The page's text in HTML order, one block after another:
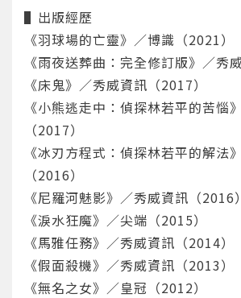
您將收到一封Email，請依照信件中的
入。
重設密碼
點擊下方「確定」將前一位使用者強
確定
取消
▌出版經歷
《羽球場的亡靈》／博識（2021）
《雨夜送葬曲：完全修訂版》／秀
《床鬼》／秀威資訊（2017）
《小熊逃走中：偵探林若平的苦惱
（2017）
《冰刃方程式：偵探林若平的解法
（2016）
《尼羅河魅影》／秀威資訊（2016）
《淚水狂魔》／尖端（2015）
《馬雅任務》／秀威資訊（2014）
《假面殺機》／秀威資訊（2013）
《無名之女》／皇冠（2012）